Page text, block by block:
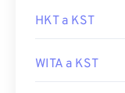
HKT a KST
WITA a KST